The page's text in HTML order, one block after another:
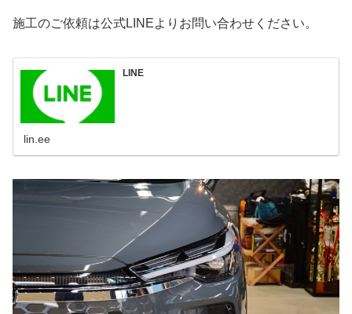
施工のご依頼は公式LINEよりお問い合わせください。
LINE
lin.ee